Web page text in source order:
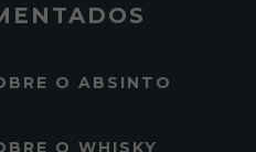
O ABSINTO
O WHISKY